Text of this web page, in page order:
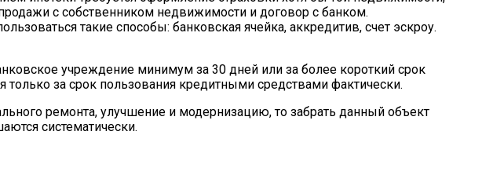
с собственником недвижимости и договор с банком.
такие способы: банковская ячейка, аккредитив, счет эскроу.
учреждение минимум за 30 дней или за более короткий срок
за срок пользования кредитными средствами фактически.
ремонта, улучшение и модернизацию, то забрать данный объект
систематически.